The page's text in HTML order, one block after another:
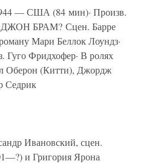
— США (84 мин)· Произв.
ДЖОН БРАМ? Сцен. Барре
Мари Беллок Лоундз·
Гуго Фридхофер· В ролях
Оберон (Китти), Джордж
Седрик
Ивановский, сцен.
и Григория Ярона